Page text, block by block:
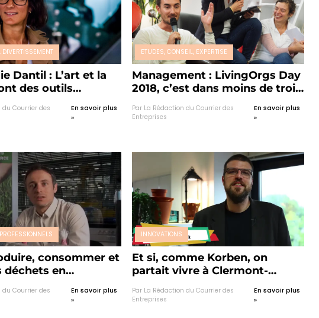
DIVERTISSEMENT
Dantil : L’art et la
des outils
du Courrier des
En savoir plus
»
ETUDES, CONSEIL, EXPERTISE
Management : LivingOrgs Day
2018, c’est dans moins de trois
Par La Rédaction du Courrier des
Entreprises
En savoir plus
»
consommer et
déchets en
!
du Courrier des
En savoir plus
»
INNOVATIONS
Et si, comme Korben, on
partait vivre à Clermont-
Par La Rédaction du Courrier des
Entreprises
En savoir plus
»